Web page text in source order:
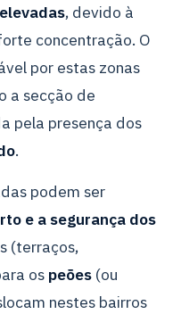
, devido à
concentração. O
por estas zonas
a secção de
pela presença dos
.
podem ser
e a segurança dos
(terraços,
os peões (ou
nestes bairros